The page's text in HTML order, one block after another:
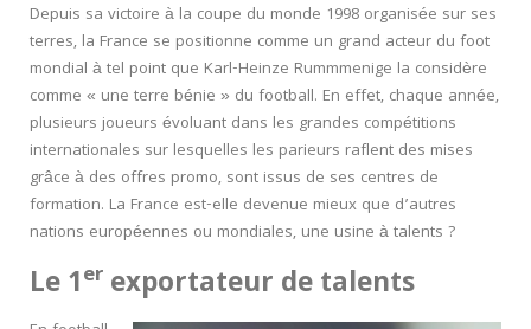
Depuis sa victoire à la coupe du monde 1998 organisée sur ses
terres, la France se positionne comme un grand acteur du foot
mondial à tel point que Karl-Heinze Rummmenige la considère
comme « une terre bénie » du football. En effet, chaque année,
plusieurs joueurs évoluant dans les grandes compétitions
internationales sur lesquelles les parieurs raflent des mises
grâce à des offres promo, sont issus de ses centres de
formation. La France est-elle devenue mieux que d’autres
nations européennes ou mondiales, une usine à talents ?
Le 1er exportateur de talents